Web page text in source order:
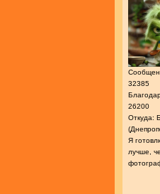
32385
26200
Откуда:
Я
лучше,